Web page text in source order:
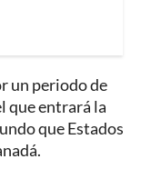
un periodo de
que entrará la
que Estados